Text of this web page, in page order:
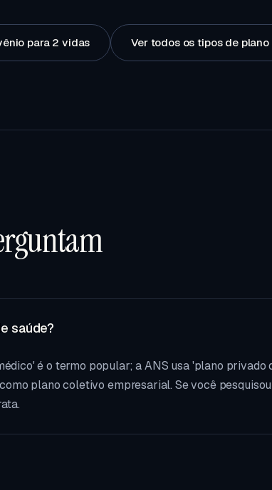
para 2 vidas Ver todos os tipos de
saúde?
é o termo popular; a ANS usa 'plano privado
plano coletivo empresarial. Se você